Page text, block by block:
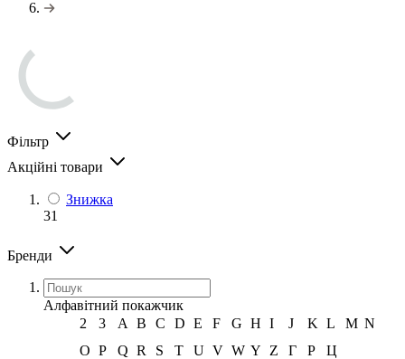
Фільтр
Акційні товари
Знижка
31
Бренди
Алфавітний покажчик
2
3 A B C D E F G H I J K L M N
O P Q R S T U V W Y Z Г Р Ц